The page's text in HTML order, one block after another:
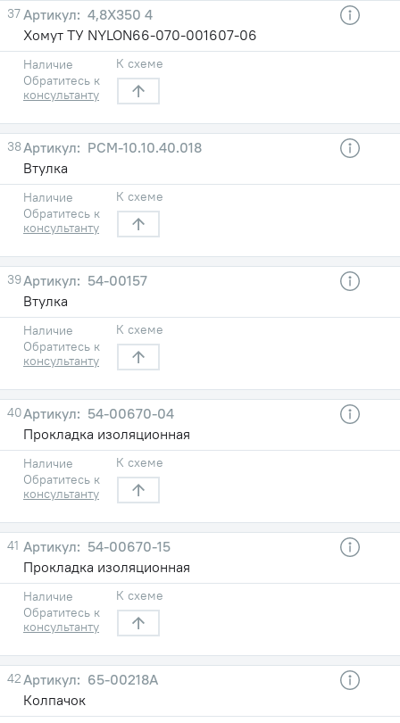
37
4,8X350 4
Хомут ТУ NYLON66-070-001607-06
Наличие
Обратитесь к
консультанту
К схеме
38
РСМ-10.10.40.018
Втулка
Наличие
Обратитесь к
консультанту
К схеме
39
54-00157
Втулка
Наличие
Обратитесь к
консультанту
К схеме
40
54-00670-04
Прокладка изоляционная
Наличие
Обратитесь к
консультанту
К схеме
41
54-00670-15
Прокладка изоляционная
Наличие
Обратитесь к
консультанту
К схеме
42
65-00218А
Колпачок